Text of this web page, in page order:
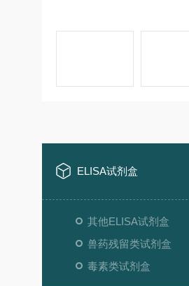
ELISA试剂盒
其他ELISA试剂盒
兽药残留类试剂盒
毒素类试剂盒